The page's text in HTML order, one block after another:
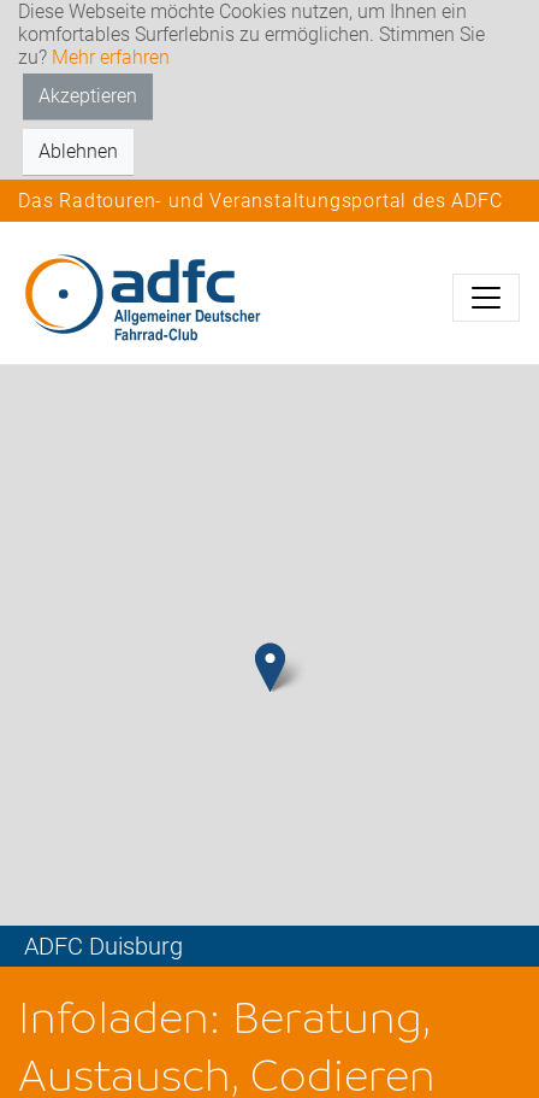
Diese Webseite möchte Cookies nutzen, um Ihnen ein
komfortables Surferlebnis zu ermöglichen. Stimmen Sie
zu? Mehr erfahren
Akzeptieren
Ablehnen
Das Radtouren- und Veranstaltungsportal des ADFC
ADFC Duisburg
Infoladen: Beratung,
Austausch, Codieren